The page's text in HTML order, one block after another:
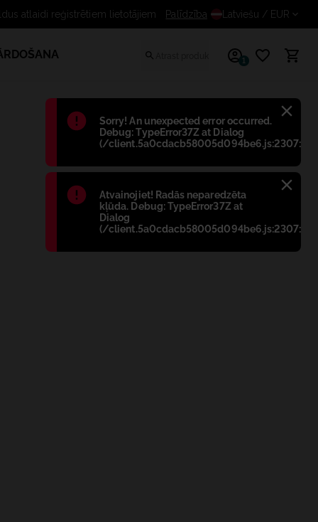
Błąd:
Sorry! An unexpected error occurred.
Debug: TypeError37Z at Dialog
(/
Błąd:
Atvainojiet! Radās neparedzēta
kļūda. Debug: TypeError37Z at
Dialog
(/
atlaidi reģistrētiem lietotājiem Palīdzība Latviešu / EUR
1